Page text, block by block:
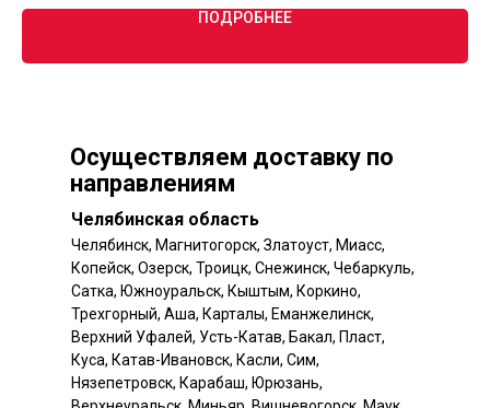
ПОДРОБНЕЕ
Челябинская область
Осуществляем доставку по
направлениям
Челябинск, Магнитогорск, Златоуст, Миасс,
Копейск, Озерск, Троицк, Снежинск, Чебаркуль,
Сатка, Южноуральск, Кыштым, Коркино,
Трехгорный, Аша, Карталы, Еманжелинск,
Верхний Уфалей, Усть-Катав, Бакал, Пласт,
Куса, Катав-Ивановск, Касли, Сим,
Нязепетровск, Карабаш, Юрюзань,